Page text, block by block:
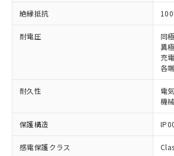
絶縁抵抗
耐電圧
同
異
充
各
耐久性
電
機
保護構造
感電保護クラス
本サービスは、当社制御
商品の当社在庫状況およ
(税抜)を提供させていただ
当社制御機器事業取扱商
本サービスの対象外とな
ことをご了承ください。
在庫状況および標準価格
記載している更新日時点で
タに基づき作成されるも
覧された時点での実際の在
調査・確認中：EU RoHS指令（
非含有の対応状況を調査中また
非該当品：ライセンス料など無
害物質有無と関係のない商品で
仕入先様の事情により、非含有
いたものが、含有品と判明した
むを得ず変更することがありま
*EU RoHS指令（10物質）：
鉛(Pb) 1000ppm以下、 水銀(Hg)
ミウム(Cd) 100ppm以下、
「○」：最大均質材料含有率が
基準値以下であることを示しま
「×」：最大均質材料含有率が
基準値を超えていることを示し
「－」：未確認です。当社販売
Pb(鉛) :1000ppm、 Hg(水銀) : 1000ppm
当社は、これら貴社製品
為替および外国貿易法に
（以下｢規制貨物等」とい
国政府の輸出許可(または役
号